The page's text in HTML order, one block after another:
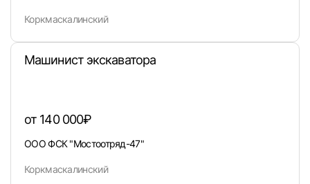
Коркмаскалинский
Машинист экскаватора
от 140 000₽
ООО ФСК "Мостоотряд-47"
Коркмаскалинский